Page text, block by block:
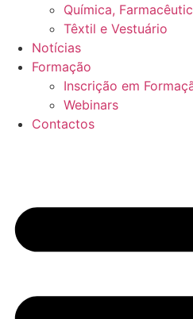
Química,
Têxtil e Vestuário
Notícias
Formação
Inscrição em
Webinars
Contactos